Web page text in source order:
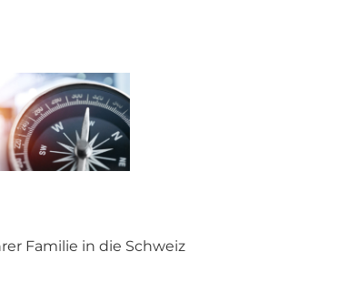
Familie in die Schweiz